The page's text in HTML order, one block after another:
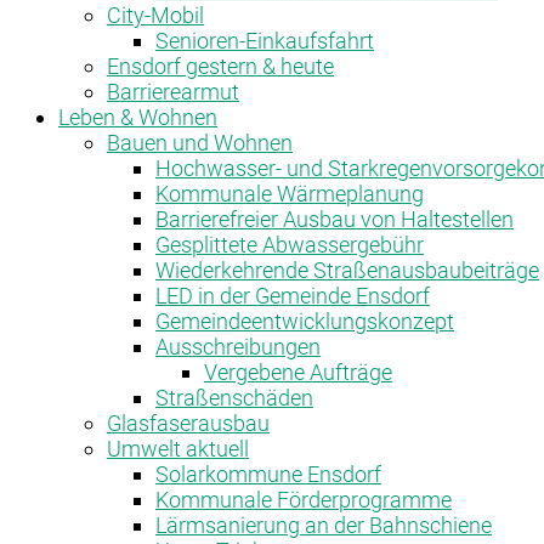
City-Mobil
Senioren-Einkaufsfahrt
Ensdorf gestern & heute
Barrierearmut
Leben & Wohnen
Bauen und Wohnen
Hochwasser- und
Kommunale Wärmeplanung
Barrierefreier Ausbau von Haltestellen
Gesplittete Abwassergebühr
Wiederkehrende Straßenausbaubeiträge
LED in der Gemeinde Ensdorf
Gemeindeentwicklungskonzept
Ausschreibungen
Vergebene Aufträge
Straßenschäden
Glasfaserausbau
Umwelt aktuell
Solarkommune Ensdorf
Kommunale Förderprogramme
Lärmsanierung an der Bahnschiene